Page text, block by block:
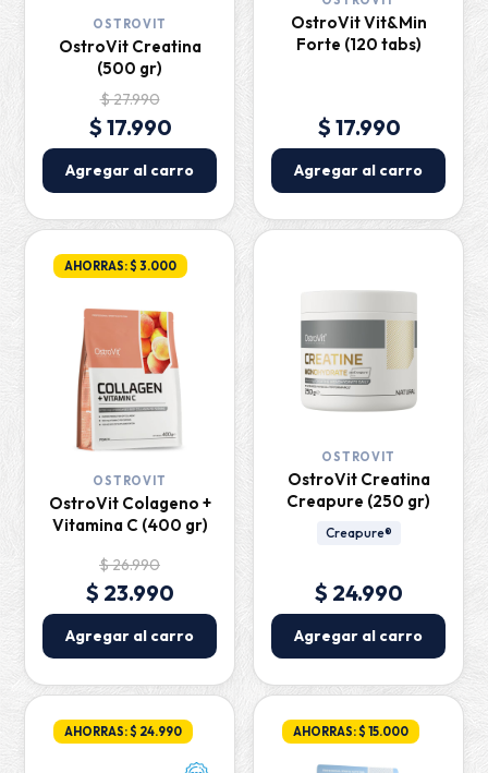
OSTROVIT
OstroVit Creatina
(500 gr)
$ 27.990
$ 17.990
Agregar al carro
OstroVit Vit&Min
Forte (120 tabs)
$ 17.990
Agregar al carro
AHORRAS: $ 3.000
OSTROVIT
OstroVit Colageno +
Vitamina C (400 gr)
$ 26.990
$ 23.990
Agregar al carro
OSTROVIT
OstroVit Creatina
Creapure (250 gr)
Creapure®
$ 24.990
Agregar al carro
AHORRAS: $ 24.990 AHORRAS: $ 15.000